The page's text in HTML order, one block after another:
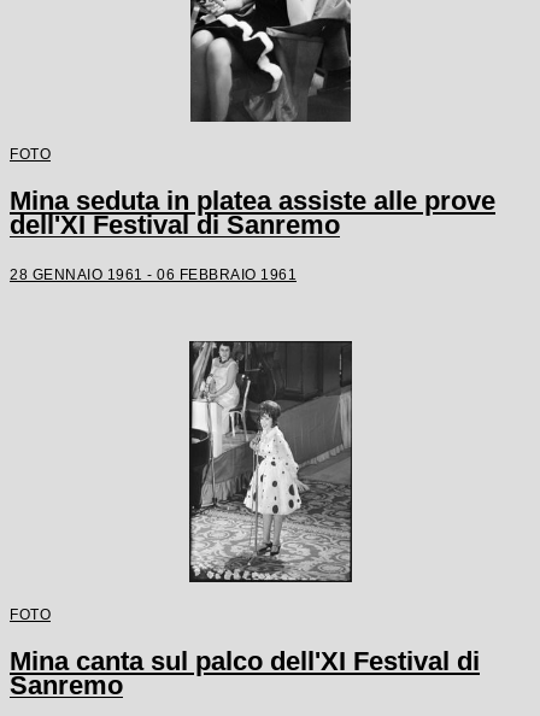
FOTO
Mina seduta in platea assiste alle prove
dell'XI Festival di Sanremo
28 GENNAIO 1961 - 06 FEBBRAIO 1961
FOTO
Mina canta sul palco dell'XI Festival di
Sanremo